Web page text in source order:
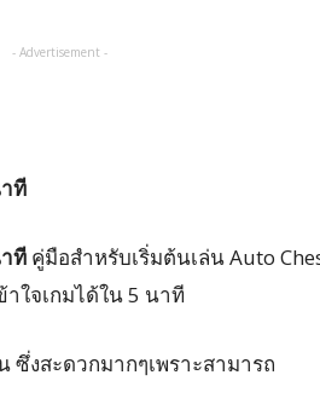
- Advertisement -
ที
ที คู่มือสำหรับเริ่มต้นเล่น Auto
ใจเกมได้ใน 5 นาที
ซึ่งสะดวกมากๆเพราะสามารถ